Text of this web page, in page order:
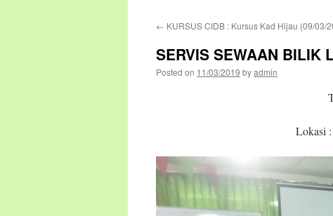
content
← KURSUS CIDB : Kursus Kad Hijau (09/03/
SERVIS SEWAAN BILIK
Posted on 11/03/2019 byadmin
Lokasi